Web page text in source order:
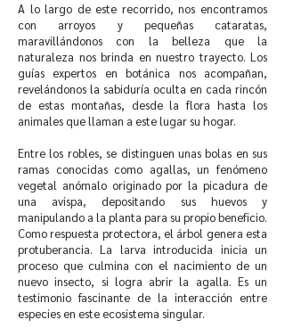
A lo largo de este recorrido, nos encontramos
con arroyos y pequeñas cataratas,
maravillándonos con la belleza que la
naturaleza nos brinda en nuestro trayecto. Los
guías expertos en botánica nos acompañan,
revelándonos la sabiduría oculta en cada rincón
de estas montañas, desde la flora hasta los
animales que llaman a este lugar su hogar.
Entre los robles, se distinguen unas bolas en sus
ramas conocidas como agallas, un fenómeno
vegetal anómalo originado por la picadura de
una avispa, depositando sus huevos y
manipulando a la planta para su propio beneficio.
Como respuesta protectora, el árbol genera esta
protuberancia. La larva introducida inicia un
proceso que culmina con el nacimiento de un
nuevo insecto, si logra abrir la agalla. Es un
testimonio fascinante de la interacción entre
especies en este ecosistema singular.